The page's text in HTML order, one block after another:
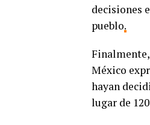
decisiones
pueblo.
México
hayan
lugar de